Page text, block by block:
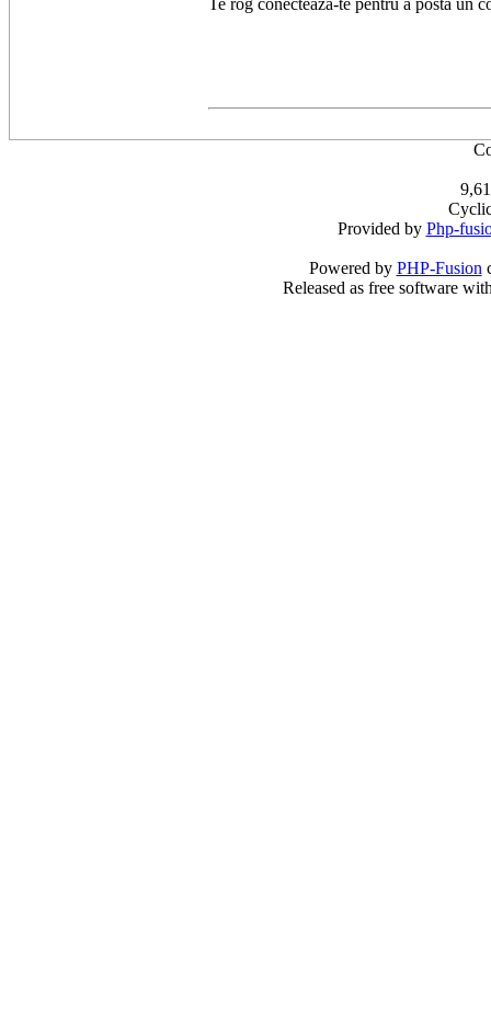
Te rog conectează-te pentru a posta un
Provided by Php-
Powered by PHP-Fusion
Released as free software